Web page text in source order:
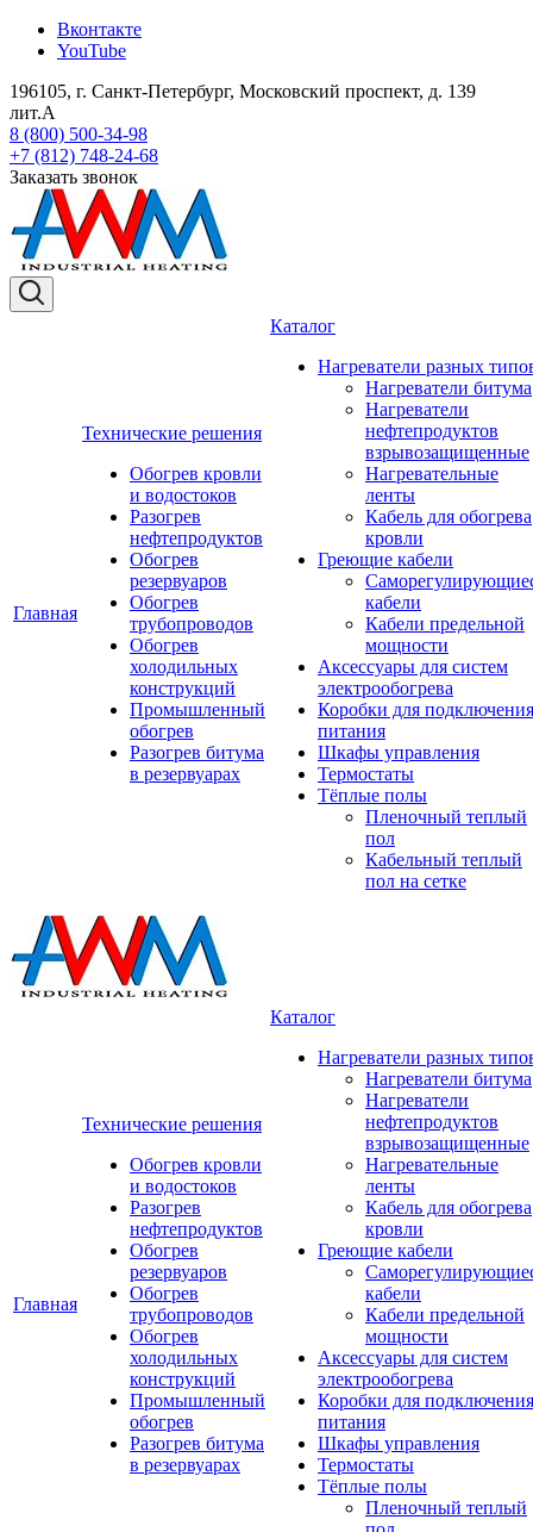
Вконтакте
YouTube
196105, г. Санкт-Петербург, Московский проспект, д. 139
лит.А
8 (800) 500-34-98
+7 (812) 748-24-68
Заказать звонок
Главная
Технические решения
Обогрев кровли
и водостоков
Разогрев
нефтепродуктов
Обогрев
резервуаров
Обогрев
трубопроводов
Обогрев
холодильных
конструкций
Промышленный
обогрев
Разогрев битума
в резервуарах
Каталог
Нагреватели разных
Нагреватели битума
Нагреватели
нефтепродуктов
взрывозащищенные
Нагревательные
ленты
Кабель для обогрева
кровли
Греющие кабели
кабели
Кабели предельной
мощности
Аксессуары для систем
электрообогрева
Коробки для подключения
питания
Шкафы управления
Термостаты
Тёплые полы
Пленочный теплый
пол
Кабельный теплый
пол на сетке
Главная
Технические решения
Обогрев кровли
и водостоков
Разогрев
нефтепродуктов
Обогрев
резервуаров
Обогрев
трубопроводов
Обогрев
холодильных
конструкций
Промышленный
обогрев
Разогрев битума
в резервуарах
Каталог
Нагреватели разных
Нагреватели битума
Нагреватели
нефтепродуктов
взрывозащищенные
Нагревательные
ленты
Кабель для обогрева
кровли
Греющие кабели
кабели
Кабели предельной
мощности
Аксессуары для систем
электрообогрева
Коробки для подключения
питания
Шкафы управления
Термостаты
Тёплые полы
Пленочный теплый